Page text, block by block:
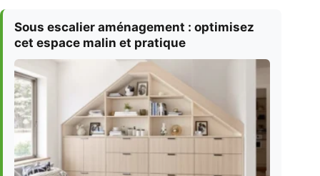
Sous escalier aménagement : optimisez
cet espace malin et pratique